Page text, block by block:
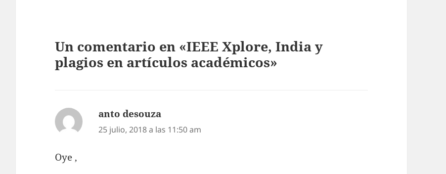
Un comentario en «IEEE Xplore, India y
plagios en artículos académicos»
anto desouza
25 julio, 2018 a las 11:50 am
Oye ,